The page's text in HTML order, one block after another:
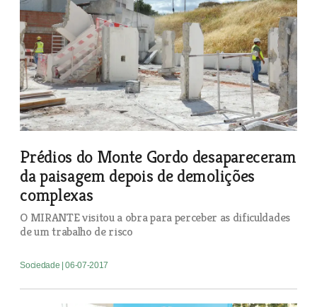
Prédios do Monte Gordo desapareceram
da paisagem depois de demolições
complexas
O MIRANTE visitou a obra para perceber as dificuldades
de um trabalho de risco
Sociedade | 06-07-2017